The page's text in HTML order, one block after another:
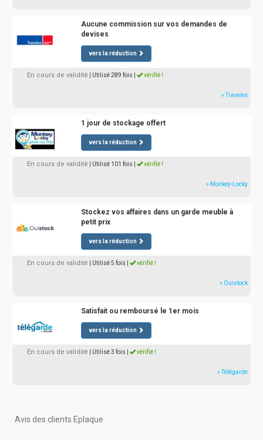
Aucune commission sur vos demandes de
devises
vers la réduction
En cours de validité | Utilisé 289 fois vérifié !
» Travelex
1 jour de stockage offert
vers la réduction
En cours de validité | Utilisé 101 fois vérifié !
» Monkey-Locky
Stockez vos affaires dans un garde meuble à
petit prix
vers la réduction
En cours de validité | Utilisé 5 fois vérifié !
» Ouistock
Satisfait ou remboursé le 1er mois
vers la réduction
En cours de validité | Utilisé 3 fois vérifié !
» Télégarde
Avis des clients Eplaque